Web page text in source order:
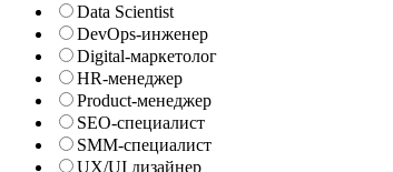
Data Scientist
DevOps-инженер
Digital-маркетолог
HR-менеджер
Product-менеджер
SEO-специалист
SMM-специалист
UX/UI дизайнер